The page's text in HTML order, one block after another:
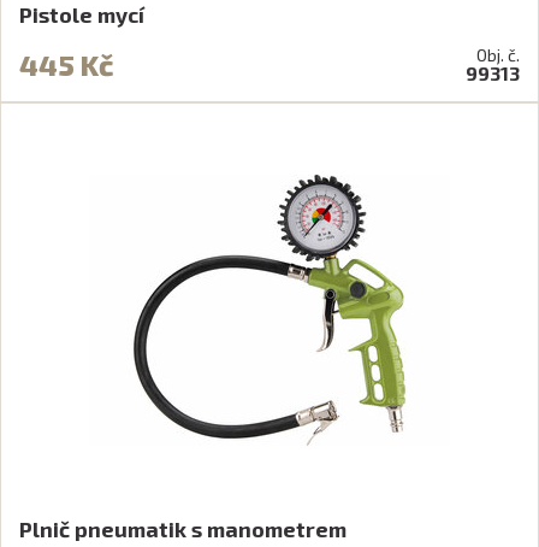
Pistole mycí
445 Kč Obj. č.
99313
Plnič pneumatik s manometrem